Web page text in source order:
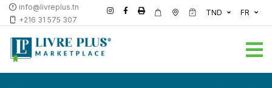
info@livreplus.tn
+216 31 575 307
TND FR